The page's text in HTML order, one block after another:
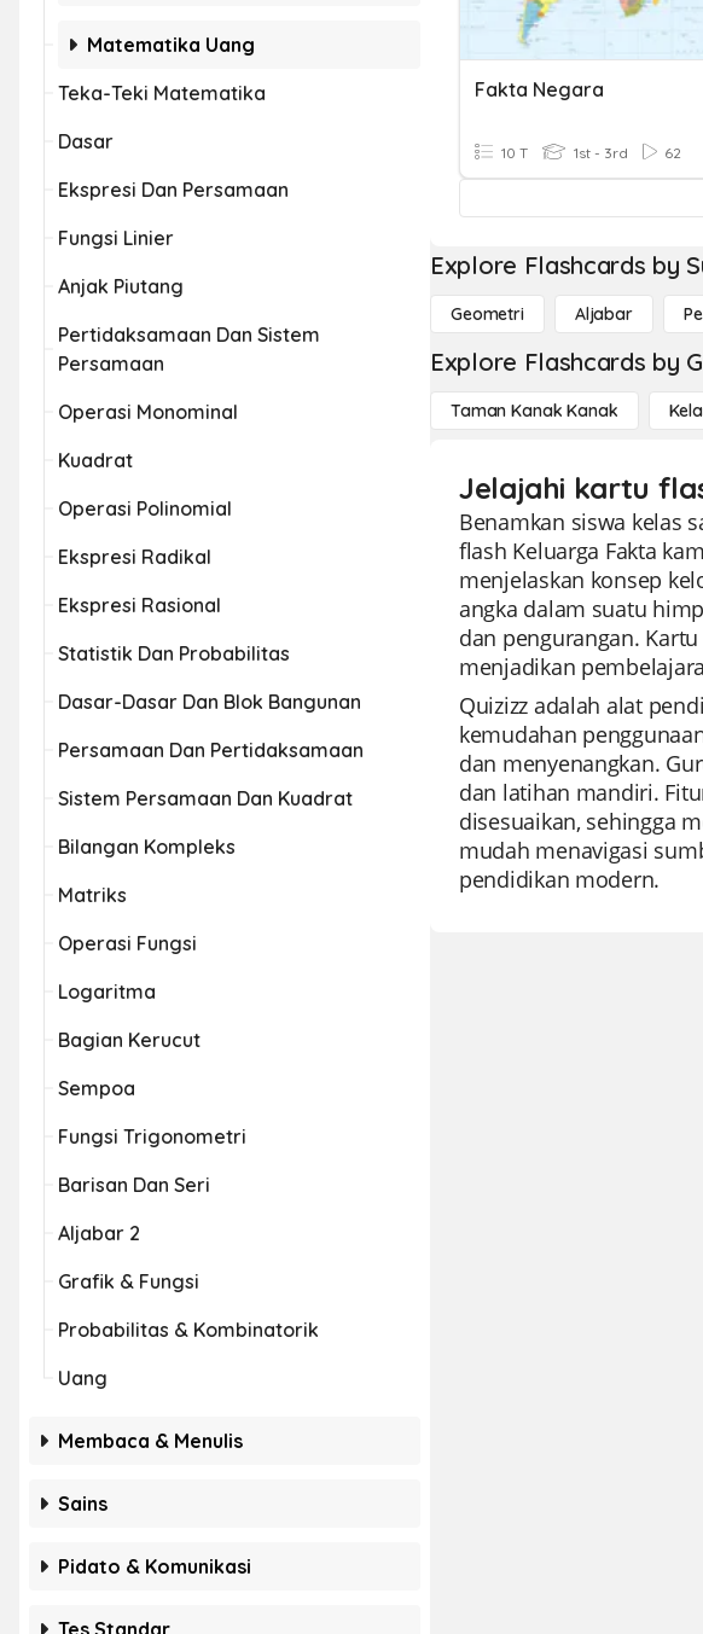
Matematika Uang
Teka-Teki Matematika
Dasar
Ekspresi Dan Persamaan
Fungsi Linier
Anjak Piutang
Pertidaksamaan Dan Sistem
Persamaan
Operasi Monominal
Kuadrat
Operasi Polinomial
Ekspresi Radikal
Ekspresi Rasional
Statistik Dan Probabilitas
Dasar-Dasar Dan Blok Bangunan
Persamaan Dan Pertidaksamaan
Sistem Persamaan Dan Kuadrat
Bilangan Kompleks
Matriks
Operasi Fungsi
Logaritma
Bagian Kerucut
Sempoa
Fungsi Trigonometri
Barisan Dan Seri
Aljabar 2
Grafik & Fungsi
Probabilitas & Kombinatorik
Uang
Membaca & Menulis
Sains
Pidato & Komunikasi
Tes Standar
Fakta Negara
10 T 1st - 3rd 62
Explore Flashcards by
Geometri Aljabar
Explore Flashcards by
Taman Kanak Kanak
Jelajahi kartu
Benamkan siswa kelas
flash Keluarga Fakta
menjelaskan konsep
angka dalam suatu
dan pengurangan.
menjadikan
Quizizz adalah alat
kemudahan
dan menyenangkan.
dan latihan mandiri.
disesuaikan, sehingga
mudah menavigasi
pendidikan modern.